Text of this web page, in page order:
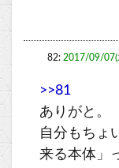
82: 2017/09/07(
>>81
ありがと。
自分もちょ
来る本体」